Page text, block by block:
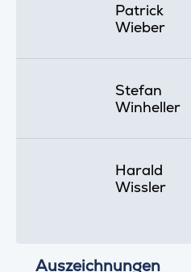
Patrick
Wieber
Stefan
Winheller
Harald
Wissler
Auszeichnungen